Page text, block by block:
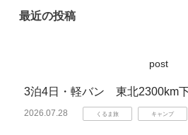
最近の投稿
post
3泊4日・軽バン 東北2300km
2026.07.28 くるま旅 キャンプ